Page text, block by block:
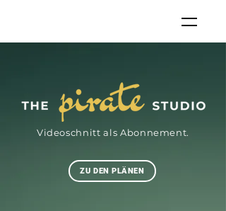
Videoschnitt als Abonnement.
ZU DEN PLÄNEN